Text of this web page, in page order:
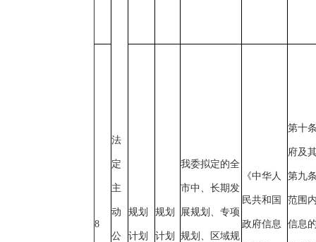
法
定
主
动
公
8
规划
计划
规划
计划
我委拟定的全
市中、长期发
展规划、专项
规划、区域规
《中华人
民共和国
政府信息
第十
府及
第九
范围
信息